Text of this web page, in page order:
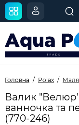
Головна Polax
Валик
ванночка та
(770-246)